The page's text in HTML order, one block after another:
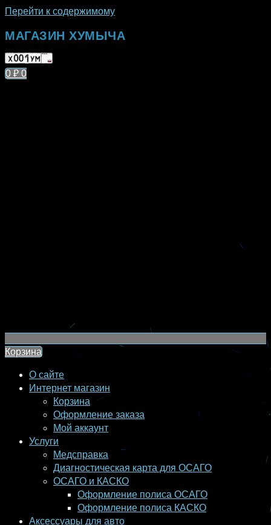
Перейти к содержимому
МАГАЗИН ХУМЫЧА
0 ₽ 0
Корзина
О сайте
Интернет магазин
Корзина
Оформление заказа
Мой аккаунт
Услуги
Медсправка
Диагностическая карта для ОСАГО
ОСАГО и КАСКО
Оформление полиса ОСАГО
Оформление полиса КАСКО
Аксессуары для авто